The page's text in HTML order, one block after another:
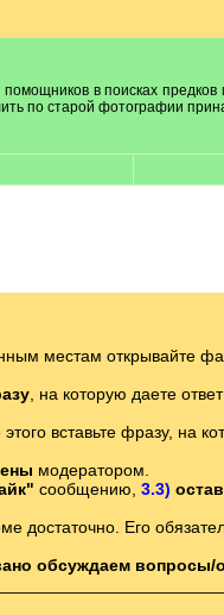
в поисках предков
по старой фотографии
местам открывайте
, на которую даете
вставьте фразу, на
модератором.
сообщению, 3.3)
Его
обсуждаем вопросы/